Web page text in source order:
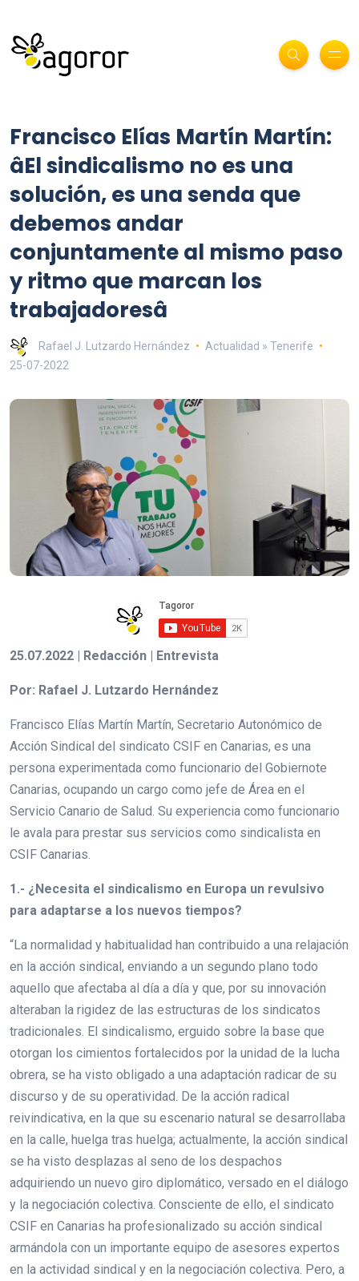
Francisco Elías Martín Martín:
âEl sindicalismo no es una
solución, es una senda que
debemos andar
conjuntamente al mismo paso
y ritmo que marcan los
trabajadoresâ
Rafael J. Lutzardo Hernández
Actualidad » Tenerife
25-07-2022
25.07.2022 | Redacción | Entrevista
Por: Rafael J. Lutzardo Hernández
Francisco Elías Martín Martín, Secretario Autonómico de
Acción Sindical del sindicato CSIF en Canarias, es una
persona experimentada como funcionario del Gobiernote
Canarias, ocupando un cargo como jefe de Área en el
Servicio Canario de Salud. Su experiencia como funcionario
le avala para prestar sus servicios como sindicalista en
CSIF Canarias.
1.- ¿Necesita el sindicalismo en Europa un revulsivo
para adaptarse a los nuevos tiempos?
“La normalidad y habitualidad han contribuido a una relajación
en la acción sindical, enviando a un segundo plano todo
aquello que afectaba al día a día y que, por su innovación
alteraban la rigidez de las estructuras de los sindicatos
tradicionales. El sindicalismo, erguido sobre la base que
otorgan los cimientos fortalecidos por la unidad de la lucha
obrera, se ha visto obligado a una adaptación radicar de su
discurso y de su operatividad. De la acción radical
reivindicativa, en la que su escenario natural se desarrollaba
en la calle, huelga tras huelga; actualmente, la acción sindical
se ha visto desplazas al seno de los despachos
adquiriendo un nuevo giro diplomático, versado en el diálogo
y la negociación colectiva. Consciente de ello, el sindicato
CSIF en Canarias ha profesionalizado su acción sindical
armándola con un importante equipo de asesores expertos
en la actividad sindical y en la negociación colectiva. Pero, a